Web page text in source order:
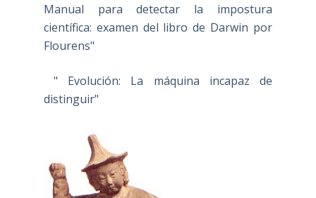
Manual para detectar la impostura
científica: examen del libro de Darwin por
Flourens"
" Evolución: La máquina incapaz de
distinguir"